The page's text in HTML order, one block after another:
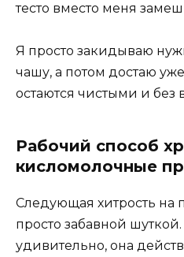
тесто вместо меня
Я просто закидываю
чашу, а потом достаю уже
остаются чистыми и без
Рабочий способ
кисломолочные
Следующая хитрость на
просто забавной
удивительно, она